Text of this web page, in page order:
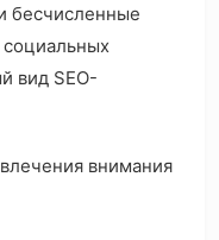
бесчисленные
вид SEO-
внимания